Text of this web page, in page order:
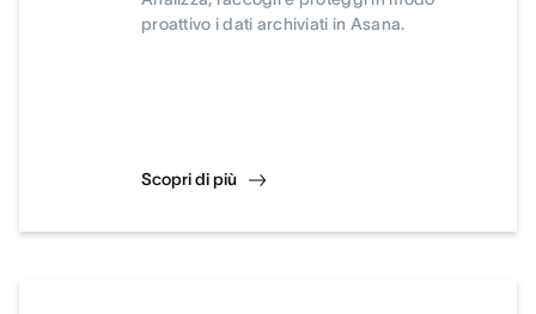
proattivo i dati archiviati in Asana.
Scopri di più